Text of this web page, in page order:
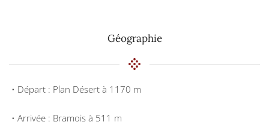
Géographie
• Départ : Plan Désert à 1170 m
• Arrivée : Bramois à 511 m